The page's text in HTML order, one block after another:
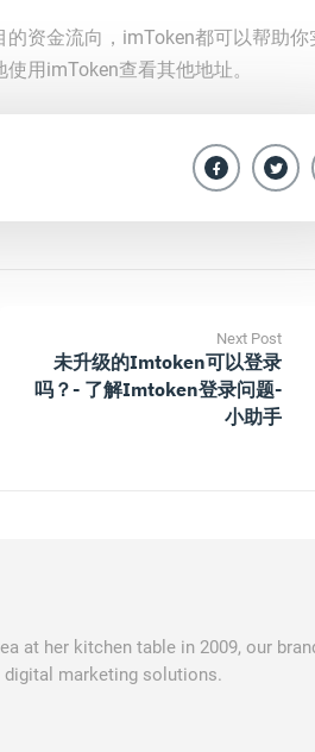
资金流向，imToken都可以帮助你
用imToken查看其他地址。
Next Post
未升级的imtoken可以登录
吗？- 了解imtoken登录问题-
小助手
at her kitchen table in 2009, our
marketing solutions.